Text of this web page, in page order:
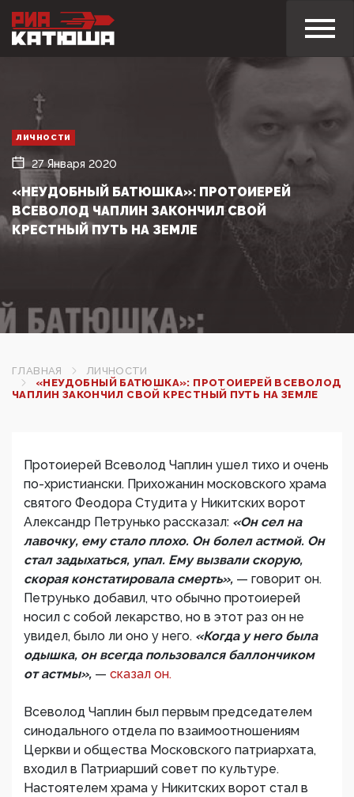
ЛИЧНОСТИ
27 Января 2020
«НЕУДОБНЫЙ БАТЮШКА»: ПРОТОИЕРЕЙ
ВСЕВОЛОД ЧАПЛИН ЗАКОНЧИЛ СВОЙ
КРЕСТНЫЙ ПУТЬ НА ЗЕМЛЕ
ГЛАВНАЯ
ЛИЧНОСТИ
«НЕУДОБНЫЙ БАТЮШКА»: ПРОТОИЕРЕЙ ВСЕВОЛОД
ЧАПЛИН ЗАКОНЧИЛ СВОЙ КРЕСТНЫЙ ПУТЬ НА ЗЕМЛЕ
Протоиерей Всеволод Чаплин ушел тихо и очень
по-христиански. Прихожанин московского храма
святого Феодора Студита у Никитских ворот
Александр Петрунько рассказал: «Он сел на
лавочку, ему стало плохо. Он болел астмой. Он
стал задыхаться, упал. Ему вызвали скорую,
скорая констатировала смерть», — говорит он.
Петрунько добавил, что обычно протоиерей
носил с собой лекарство, но в этот раз он не
увидел, было ли оно у него. «Когда у него была
одышка, он всегда пользовался баллончиком
от астмы», — сказал он.
Всеволод Чаплин был первым председателем
синодального отдела по взаимоотношениям
Церкви и общества Московского патриархата,
входил в Патриарший совет по культуре.
Настоятелем храма у Никитских ворот стал в